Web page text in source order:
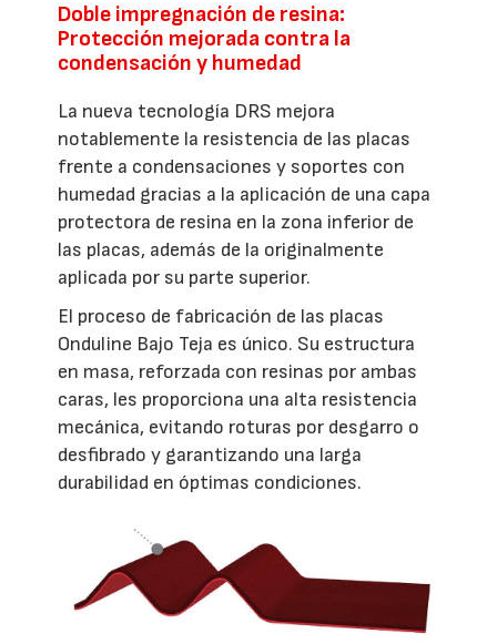
Doble impregnación de resina:
Protección mejorada contra la
condensación y humedad
La nueva tecnología DRS mejora
notablemente la resistencia de las placas
frente a condensaciones y soportes con
humedad gracias a la aplicación de una capa
protectora de resina en la zona inferior de
las placas, además de la originalmente
aplicada por su parte superior.
El proceso de fabricación de las placas
Onduline Bajo Teja es único. Su estructura
en masa, reforzada con resinas por ambas
caras, les proporciona una alta resistencia
mecánica, evitando roturas por desgarro o
desfibrado y garantizando una larga
durabilidad en óptimas condiciones.